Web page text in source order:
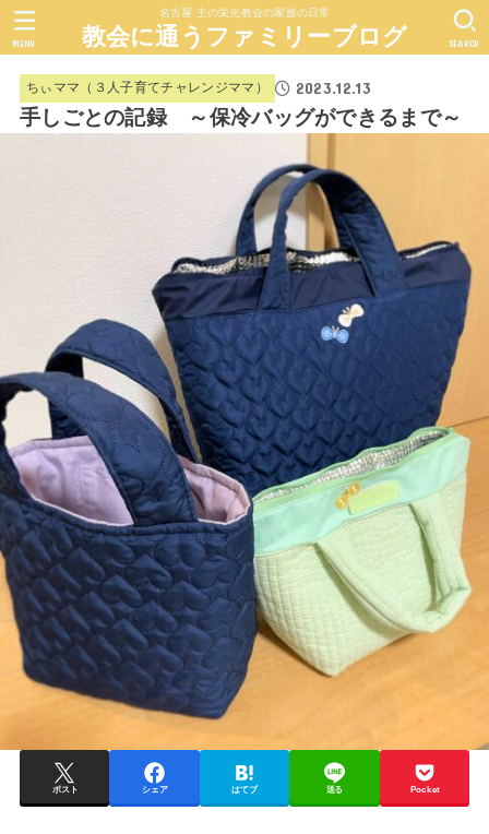
名古屋 主の栄光教会の家族の日常
教会に通うファミリーブログ SEARCH
MENU
ちぃママ（３人子育てチャレンジママ） 2023.12.13
手しごとの記録 ～保冷バッグができるまで～
ポスト シェア はてブ 送る Pocket